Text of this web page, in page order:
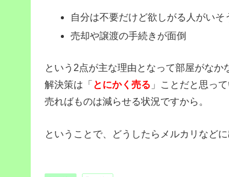
自分は不要だけど欲しがる人がいそ
売却や譲渡の手続きが面倒
という2点が主な理由となって部屋がなか
解決策は「 とにかく売る 」ことだと思って
売ればものは減らせる状況ですから。
ということで、どうしたらメルカリなど